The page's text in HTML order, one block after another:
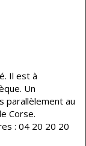
Il est à
Un
parallèlement au
Corse.
: 04 20 20 20